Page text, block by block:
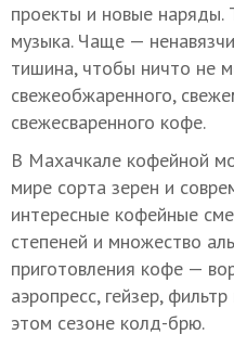
проекты и новые наряды.
музыка. Чаще —
тишина, чтобы ничто не
свежеобжаренного,
свежесваренного кофе.
В Махачкале кофейной
мире сорта зерен и
интересные кофейные
степеней и множество
приготовления кофе —
аэропресс, гейзер,
этом сезоне колд-брю.